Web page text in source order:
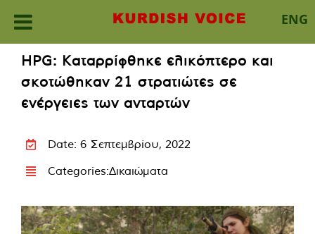
ENG
content
HPG: Καταρρίφθηκε ελικόπτερο και
σκοτώθηκαν 21 στρατιώτες σε
ενέργειες των ανταρτών
Date: 6 Σεπτεμβρίου, 2022
Categories:Δικαιώματα